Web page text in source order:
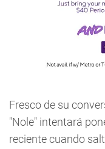
Fresco de su
"Nole" intentará
reciente cuando